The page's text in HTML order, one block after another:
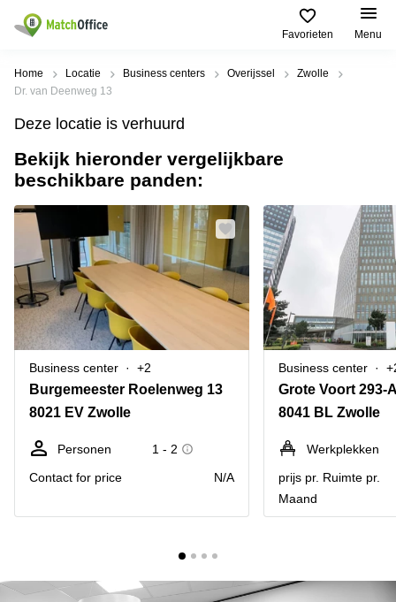
Favorieten Menu
Huren / Verhuren
Productpagina's
Kantoorruimten
Business
Flexplekken
Coworking
Spaces
Vergaderruimten
Virtueel
Kantoor
Bedrijfsruimte
Populaire
Steden
Alkmaar
Oost
Amsterdam
Westpoort
Bergen
op
Zoom
Amersfoort
Breda
Hengelo
Hilversum
Hoofddorp
Tilburg
Populaire
zoekopdrachten
Kantoorruimte
in Breda
Kantoor
huren
Bergen
op
Zoom
Kantoor
huren
Tiel
Kantoor
huren
Reeuwijk
Business
Arnhem
Business
Help
Over ons
Voeg je kantoorruimte toe
Huurprijs
Log in
Home Locatie Business centers Overijssel
Zwolle
Dr. van Deenweg 13
Deze locatie is verhuurd
Bekijk hieronder vergelijkbare
beschikbare panden:
Business center +2
Burgemeester Roelenweg 13
8021 EV Zwolle
Personen
1 - 2
Contact for price
N/A
Business center
Grote Voort 293-
8041 BL Zwolle
Werkplekken
prijs pr. Ruimte pr.
Maand